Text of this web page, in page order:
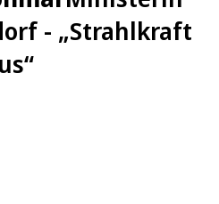
- „Strahlkraft